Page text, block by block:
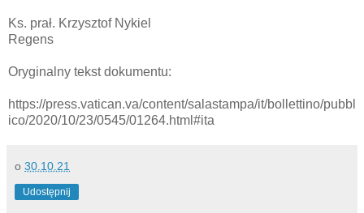
Ks. prał. Krzysztof Nykiel
Regens
Oryginalny tekst dokumentu:
https://press.vatican.va/content/salastampa/it/bollettino/pubbl
ico/2020/10/23/0545/01264.html#ita
o 30.10.21
Udostępnij